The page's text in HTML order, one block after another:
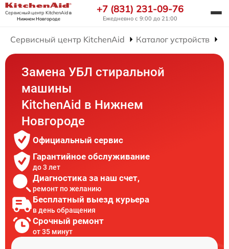
Сервисный центр KitchenAidв
Нижнем Новгороде
+7 (831) 231-09-76
Ежедневно с 9:00 до 21:00
Сервисный центр KitchenAid Каталог устройств
Замена УБЛ стиральной
машины
KitchenAid в Нижнем
Новгороде
Официальный сервис
Гарантийное обслуживание
до 3 лет
Диагностика за наш счет,
ремонт по желанию
Бесплатный выезд курьера
в день обращения
Срочный ремонт
от 35 минут